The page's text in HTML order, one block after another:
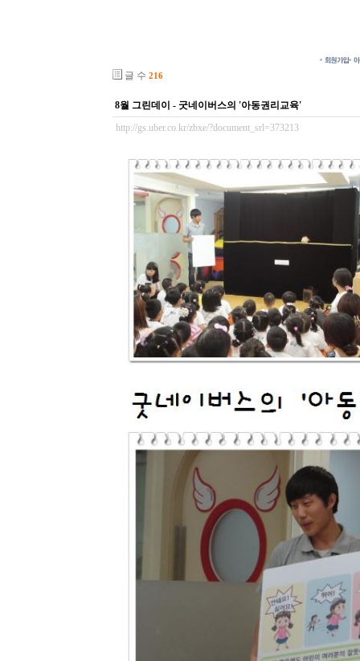
글 수 216
8월 그린데이 - 굿네이버스의 '아동권리교육'
http://gs.uber.co.kr/zbxe/?document_srl=373213